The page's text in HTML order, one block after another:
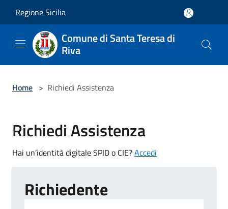
Regione Sicilia
Comune di Santa Teresa di
Riva
Home > Richiedi Assistenza
Richiedi Assistenza
Hai un’identità digitale SPID o CIE?Accedi
Richiedente